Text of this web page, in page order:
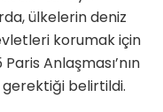
ülkelerin deniz
korumak için
Anlaşması’nın
belirtildi.